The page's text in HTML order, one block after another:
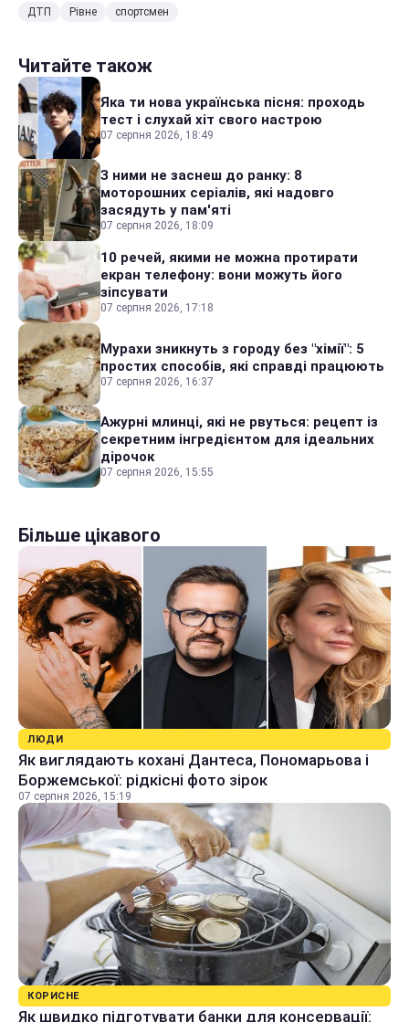
ДТП Рівне спортсмен
Читайте також
Яка ти нова українська пісня: проходь
тест і слухай хіт свого настрою
07 серпня 2026, 18:49
З ними не заснеш до ранку: 8
моторошних серіалів, які надовго
засядуть у пам'яті
07 серпня 2026, 18:09
10 речей, якими не можна протирати
екран телефону: вони можуть його
зіпсувати
07 серпня 2026, 17:18
Мурахи зникнуть з городу без "хімії": 5
простих способів, які справді працюють
07 серпня 2026, 16:37
Ажурні млинці, які не рвуться: рецепт із
секретним інгредієнтом для ідеальних
дірочок
07 серпня 2026, 15:55
Більше цікавого
ЛЮДИ
Як виглядають кохані Дантеса, Пономарьова і
Боржемської: рідкісні фото зірок
07 серпня 2026, 15:19
КОРИСНЕ
Як швидко підготувати банки для консервації: